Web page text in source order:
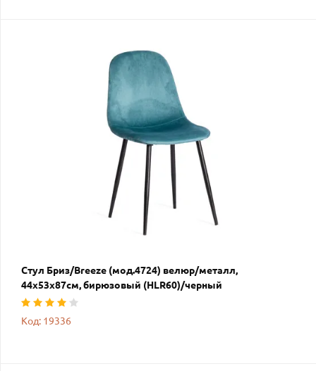
Стул Бриз/Breeze (мод.4724) велюр/металл,
44х53х87см, бирюзовый (HLR60)/черный
Код: 19336